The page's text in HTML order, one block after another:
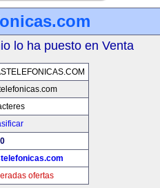
lo ha puesto en Venta
ofertas